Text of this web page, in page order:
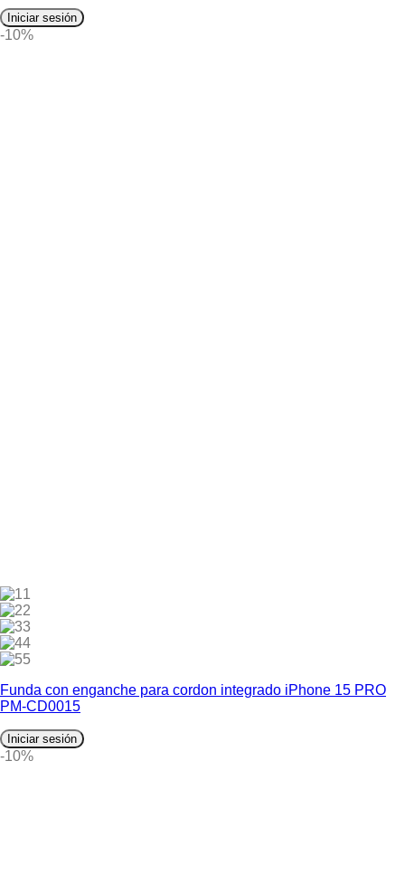
Iniciar sesión
-10%
1
2
3
4
5
Funda con enganche para cordon integrado iPhone 15 PRO
PM-CD0015
Iniciar sesión
-10%